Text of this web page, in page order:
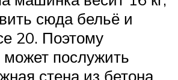
сюда бельё и
20. Поэтому
послужить
стена из бетона